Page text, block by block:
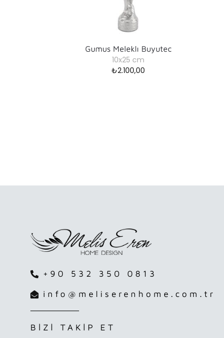
Gumus Meleklı Buyutec
10x25 cm
₺2.100,00
+90 532 350 0813
info@meliserenhome.com.tr
BİZİ TAKİP ET